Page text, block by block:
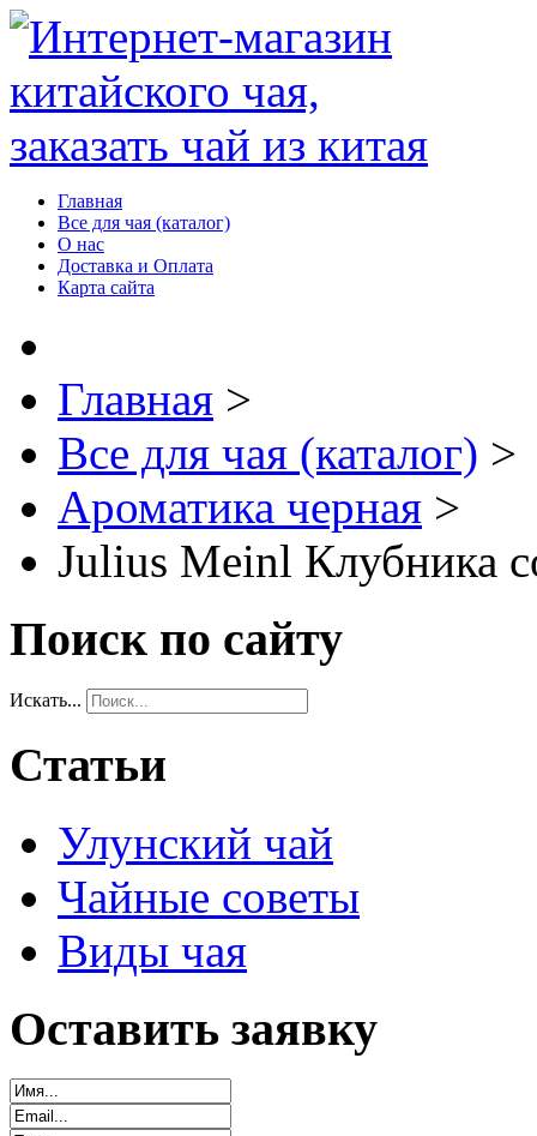
Главная
Все для чая (каталог)
О нас
Доставка и Оплата
Карта сайта
Главная >
Все для чая (каталог) >
Ароматика черная >
Julius Meinl Клубника
Поиск по сайту
Искать...
Статьи
Улунский чай
Чайные советы
Виды чая
Оставить заявку